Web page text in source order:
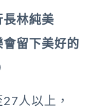
林純美
會留下美好的
人以上，